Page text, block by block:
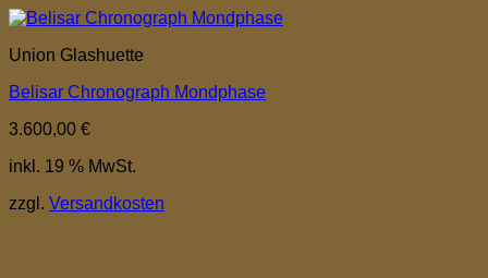
Union Glashuette
Belisar Chronograph Mondphase
3.600,00 €
inkl. 19 % MwSt.
zzgl. Versandkosten